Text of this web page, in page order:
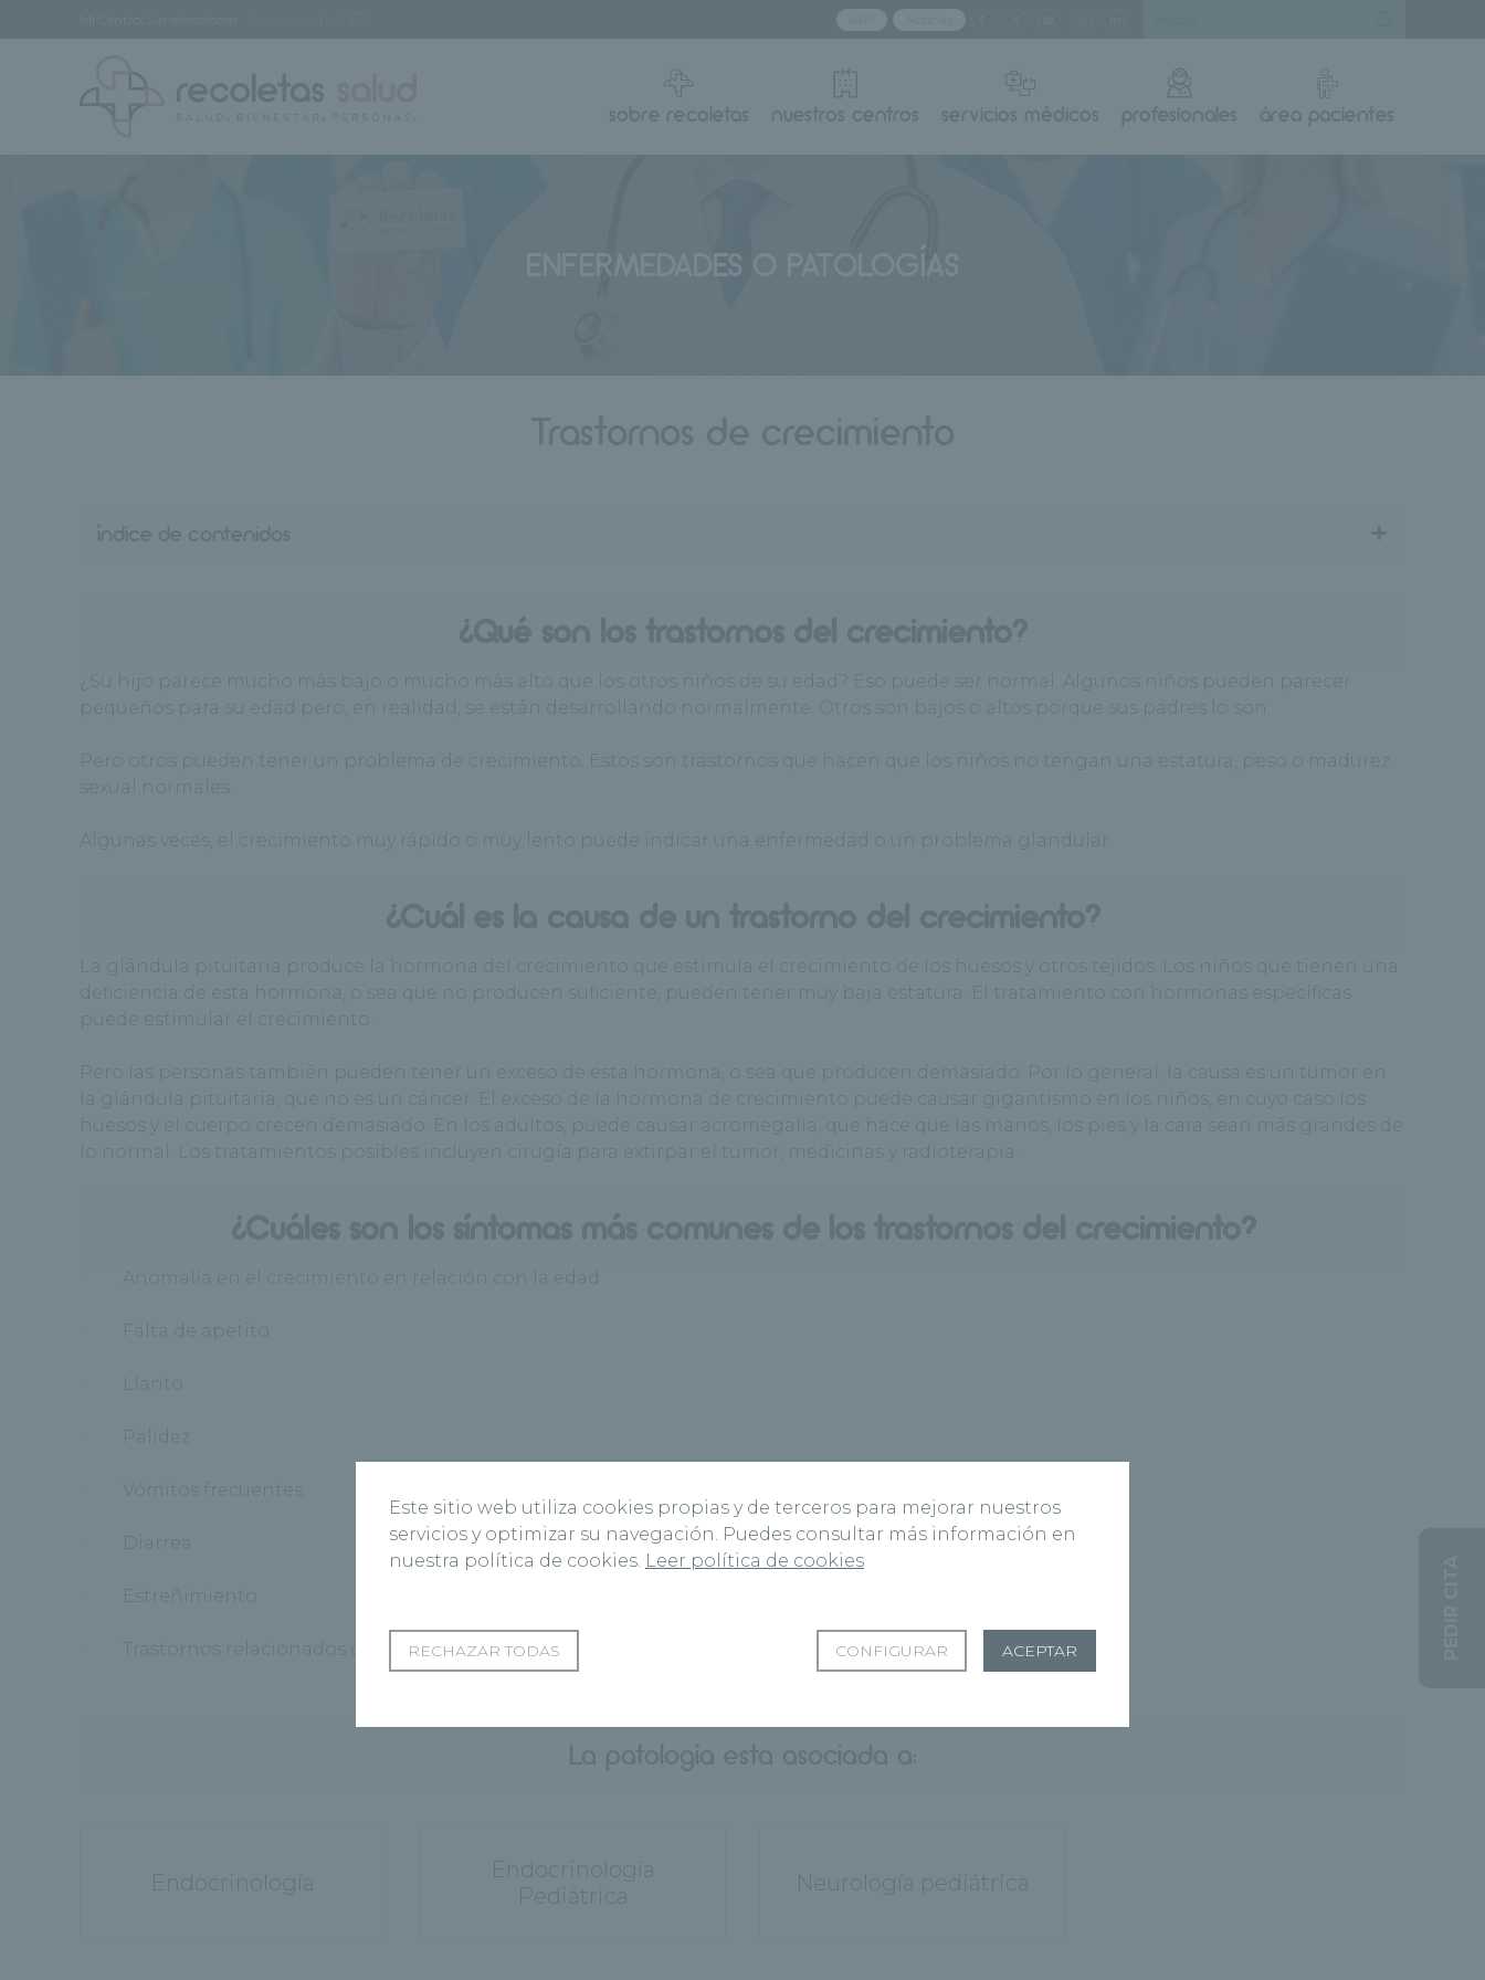
sobre recoletas nuestros centros servicios médicos profesionales área pacientes
ENFERMEDADES O PATOLOGÍAS
Trastornos de crecimiento
¿Su hijo parece mucho más bajo o mucho más alto que los otros niños de su edad? Eso puede ser normal. Algunos niños pueden parecer
pequeños para su edad pero, en realidad, se están desarrollando normalmente. Otros son bajos o altos porque sus padres lo son.
Pero otros pueden tener un problema de crecimiento. Estos son trastornos que hacen que los niños no tengan una estatura, peso o madurez
sexual normales.
Algunas veces, el crecimiento muy rápido o muy lento puede indicar una enfermedad o un problema glandular.
La glándula pituitaria produce la hormona del crecimiento que estimula el crecimiento de los huesos y otros tejidos. Los niños que tienen una
deficiencia de esta hormona, o sea que no producen suficiente, pueden tener muy baja estatura. El tratamiento con hormonas específicas
puede estimular el crecimiento.
Pero las personas también pueden tener un exceso de esta hormona, o sea que producen demasiado. Por lo general, la causa es un tumor en
la glándula pituitaria, que no es un cáncer. El exceso de la hormona de crecimiento puede causar gigantismo en los niños, en cuyo caso los
huesos y el cuerpo crecen demasiado. En los adultos, puede causar acromegalia, que hace que las manos, los pies y la cara sean más grandes de
lo normal. Los tratamientos posibles incluyen cirugía para extirpar el tumor, medicinas y radioterapia.
· Anomalía en el crecimiento en relación con la edad
· Falta de apetito
· Llanto
· Palidez
· Vómitos frecuentes
· Diarrea
· Estreñimiento
· Trastornos relacionados con el sueño
Endocrinología
Endocrinología
Pediátrica
Neurología pediátrica
Este sitio web utiliza cookies propias y de terceros para mejorar nuestros
servicios y optimizar su navegación. Puedes consultar más información en
nuestra política de cookies. Leer política de cookies
RECHAZAR TODAS CONFIGURAR ACEPTAR